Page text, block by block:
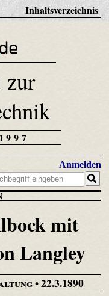
Inhaltsverzeichnis
zur
Anmelden
mit
Langley
• 22.3.1890